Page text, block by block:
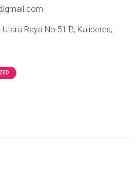
Raya No.51 B, Kalideres,